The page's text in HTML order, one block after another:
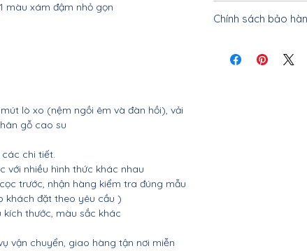
màu xám đậm nhỏ gọn
lò xo (nệm ngồi êm và đàn hồi), vải
gỗ cao su
chi tiết.
với nhiều hình thức khác nhau
trước, nhận hàng kiểm tra đúng mẫu
khách đặt theo yêu cầu )
thước, màu sắc khác
vận chuyển, giao hàng tận nơi miễn
khách vui lòng liên
Chính sách bảo